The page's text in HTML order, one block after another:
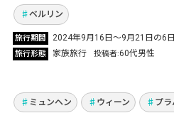
Vol.870
ベルリン
旅行期間 2024年9月16日〜9月21日の6
旅行形態 家族旅行 投稿者 60代男性
Vol.864
ディズニー映画ゆかりの
プラハ、ウィーン旅行記
ミュンヘン ウィーン プラ